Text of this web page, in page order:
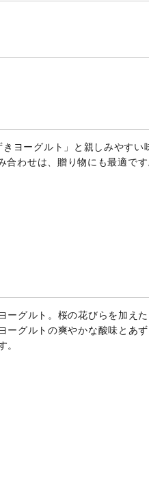
ヨーグルト」と親しみやすい
わせは、贈り物にも最適です
グルト。桜の花びらを加えた
ーグルトの爽やかな酸味とあ
。